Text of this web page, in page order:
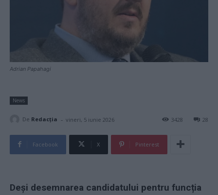
Adrian Papahagi
News
De Redacţia - vineri, 5 iunie 2026 28
3428
Facebook X Pinterest
Deși desemnarea candidatului pentru funcția